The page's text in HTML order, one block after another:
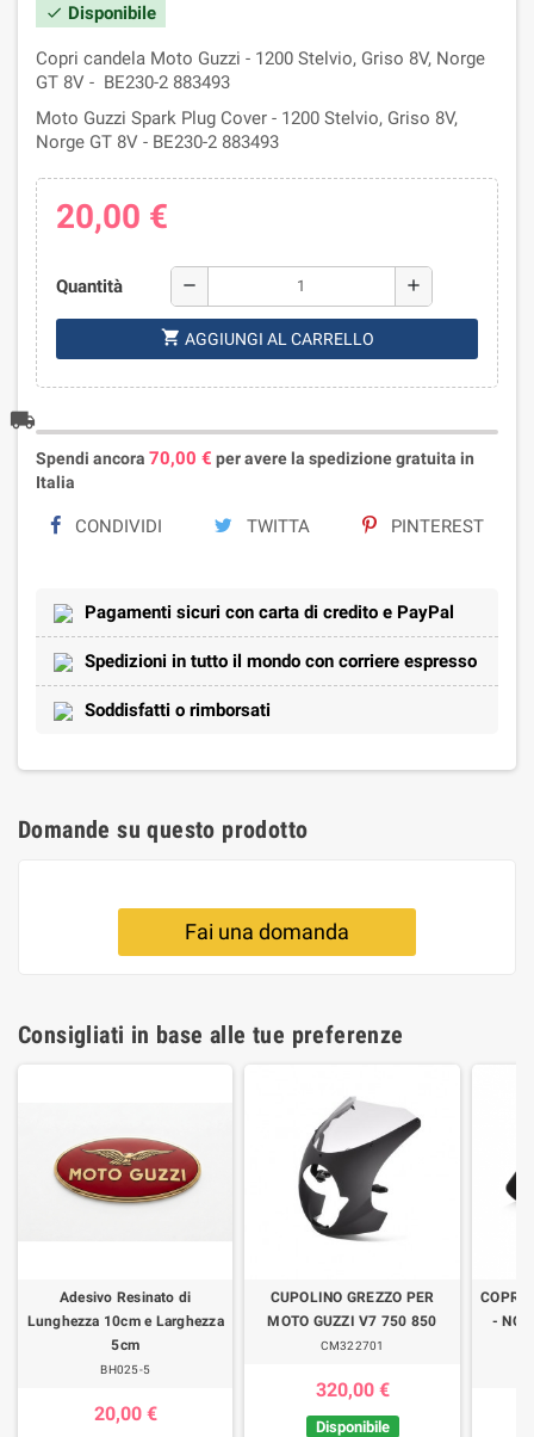
check Disponibile
Copri candela Moto Guzzi - 1200 Stelvio, Griso 8V, Norge
GT 8V - BE230-2 883493
Moto Guzzi Spark Plug Cover - 1200 Stelvio, Griso 8V,
Norge GT 8V - BE230-2 883493
20,00 €
Quantità remove add
shopping_cart AGGIUNGI AL CARRELLO
local_shipping
Spendi ancora 70,00 € per avere la spedizione gratuita in
Italia
CONDIVIDI TWITTA PINTEREST
Pagamenti sicuri con carta di credito e PayPal
Spedizioni in tutto il mondo con corriere espresso
Soddisfatti o rimborsati
Domande su questo prodotto
Fai una domanda
Consigliati in base alle tue preferenze
Adesivo Resinato di
Lunghezza 10cm e Larghezza
5cm
BH025-5
20,00 €
CUPOLINO GREZZO PER
MOTO GUZZI V7 750 850
CM322701
320,00 €
Disponibile
-